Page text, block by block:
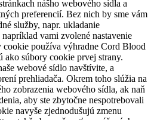
nášho webového sídla a
preferencií. Bez nich by sme vám
služby, napr. ukladanie
vami zvolené nastavenie
cookie používa výhradne Cord Blood
ako súbory cookie prvej strany.
webové sídlo navštívite, a
prehliadača. Okrem toho slúžia na
zobrazenia webového sídla, ak naň
aby ste zbytočne nespotrebovali
navyše zjednodušujú zmenu